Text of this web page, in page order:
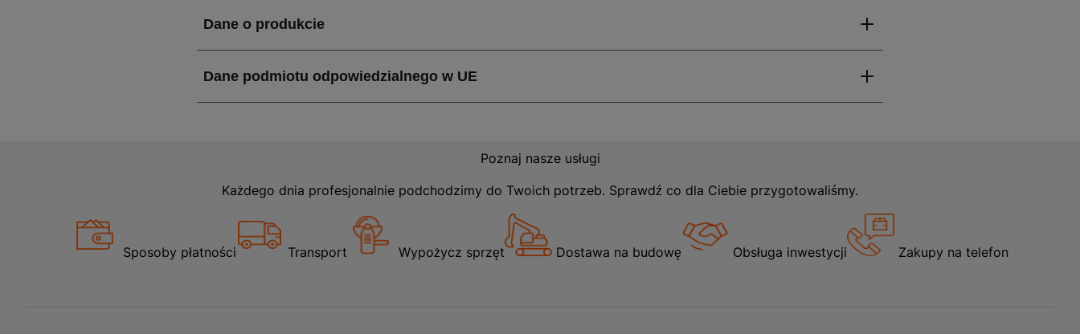
Poznaj nasze usługi
Każdego dnia profesjonalnie podchodzimy do Twoich potrzeb. Sprawdź co dla Ciebie przygotowaliśmy.
Sposoby płatności Transport Wypożycz sprzęt Dostawa na budowę Obsługa inwestycji Zakupy na telefon